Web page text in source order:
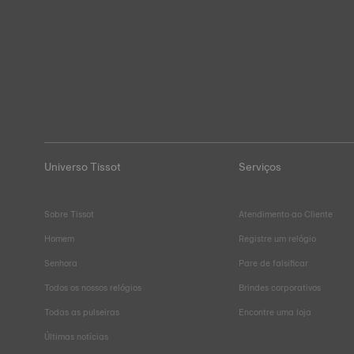
Universo Tissot
Sobre Tissot
Homem
Senhora
Todos os nossos relógios
Todas as pulseiras
Últimas notícias
Serviços
Atendimento ao Cliente
Registre um relógio
Pare de falsificar
Brindes corporativos
Encontre uma loja